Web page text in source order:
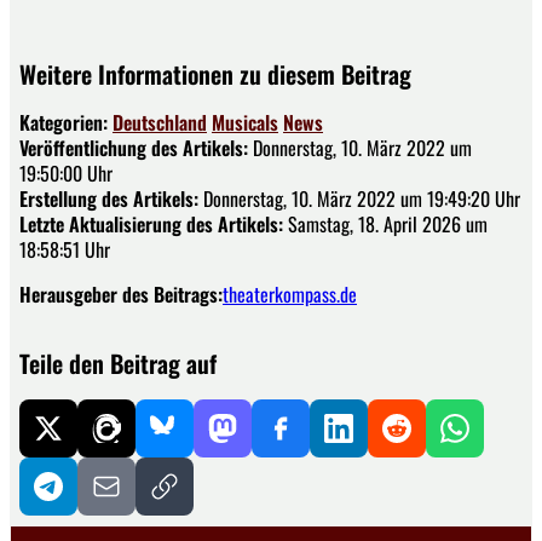
Weitere Informationen zu diesem Beitrag
Kategorien: Deutschland Musicals News
Veröffentlichung des Artikels: Donnerstag, 10. März 2022 um
19:50:00 Uhr
Erstellung des Artikels: Donnerstag, 10. März 2022 um 19:49:20 Uhr
Letzte Aktualisierung des Artikels:Samstag, 18. April 2026 um
18:58:51 Uhr
Herausgeber des Beitrags:theaterkompass.de
Teile den Beitrag auf